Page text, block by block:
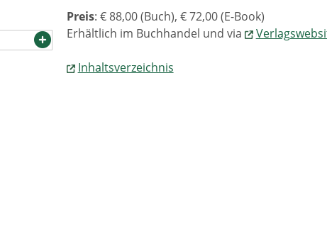
Preis: € 88,00 (Buch), € 72,00 (E-Book)
Erhältlich im Buchhandel und via
Inhaltsverzeichnis